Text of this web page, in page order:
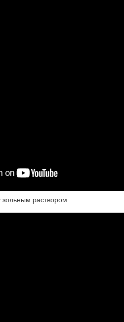
зольным раствором